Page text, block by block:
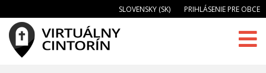
SLOVENSKY (SK) PRIHLÁSENIE PRE OBCE